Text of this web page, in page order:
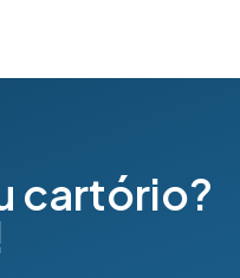
cartório?